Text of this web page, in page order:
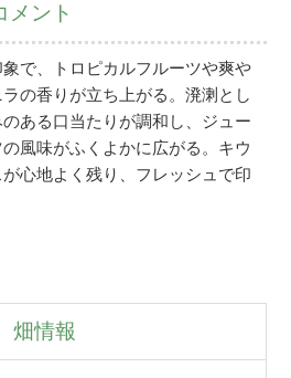
メント
で、トロピカルフルーツや爽や
の香りが立ち上がる。溌溂とし
ある口当たりが調和し、ジュー
風味がふくよかに広がる。キウ
心地よく残り、フレッシュで印
畑情報